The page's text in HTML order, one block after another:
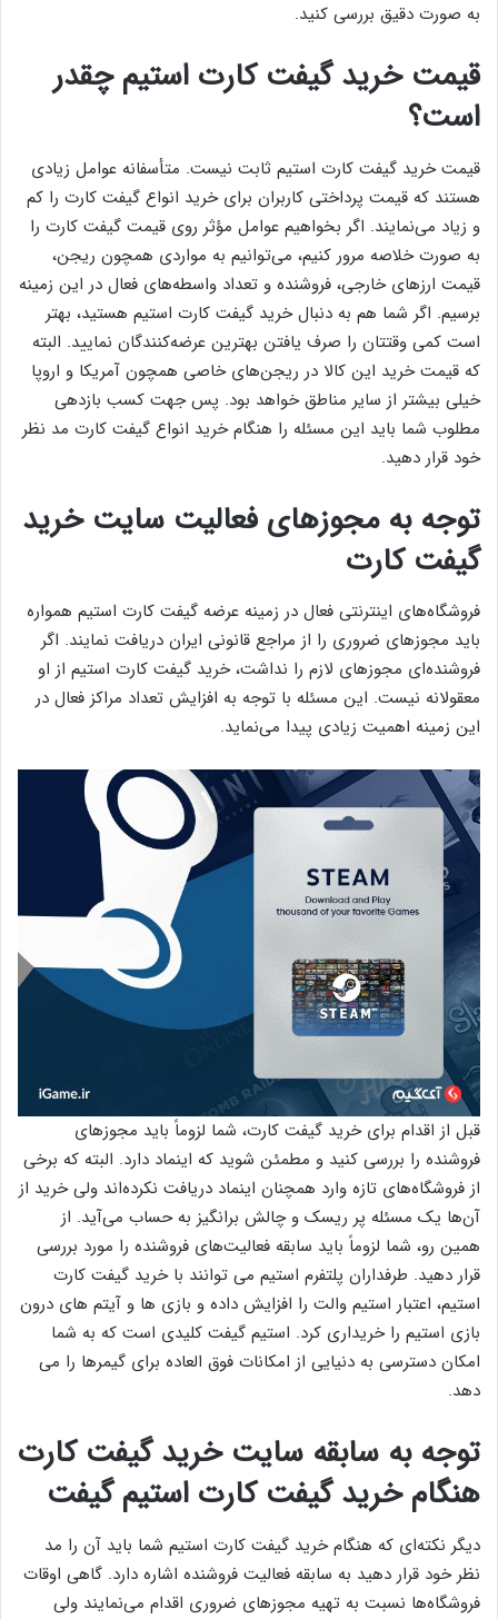
به صورت دقیق بررسی کنید.
قیمت خرید گیفت کارت استیم چقدر
است؟
قیمت خرید گیفت کارت استیم ثابت نیست. متأسفانه عوامل زیادی
هستند که قیمت پرداختی کاربران برای خرید انواع گیفت کارت را کم
و زیاد می‌نمایند. اگر بخواهیم عوامل مؤثر روی قیمت گیفت کارت را
به صورت خلاصه مرور کنیم، می‌توانیم به مواردی همچون ریجن،
قیمت ارز‌های خارجی، فروشنده و تعداد واسطه‌های فعال در این زمینه
برسیم. اگر شما هم به دنبال خرید گیفت کارت استیم هستید، بهتر
است کمی وقتتان را صرف یافتن بهترین عرضه‌کنندگان نمایید. البته
که قیمت خرید این کالا در ریجن‌های خاصی همچون آمریکا و اروپا
خیلی بیشتر از سایر مناطق خواهد بود. پس جهت کسب بازدهی
مطلوب شما باید این مسئله را هنگام خرید انواع گیفت کارت مد نظر
خود قرار دهید.
توجه به مجوز‌های فعالیت سایت خرید
گیفت کارت
فروشگاه‌های اینترنتی فعال در زمینه عرضه گیفت کارت استیم همواره
باید مجوز‌های ضروری را از مراجع قانونی ایران دریافت نمایند. اگر
فروشنده‌ای مجوز‌های لازم را نداشت، خرید گیفت کارت استیم از او
معقولانه نیست. این مسئله با توجه به افزایش تعداد مراکز فعال در
این زمینه اهمیت زیادی پیدا می‌نماید.
قبل از اقدام برای خرید گیفت کارت، شما لزوماً باید مجوز‌های
فروشنده را بررسی کنید و مطمئن شوید که اینماد دارد. البته که برخی
از فروشگاه‌های تازه وارد همچنان اینماد دریافت نکرده‌اند ولی خرید از
آن‌ها یک مسئله پر ریسک و چالش برانگیز به حساب می‌آید. از
همین رو، شما لزوماً باید سابقه فعالیت‌های فروشنده را مورد بررسی
قرار دهید. طرفداران پلتفرم استیم می توانند با خرید گیفت کارت
استیم، اعتبار استیم والت را افزایش داده و بازی‌ ها و آیتم‌ های درون
بازی استیم را خریداری کرد. استیم گیفت کلیدی است که به شما
امکان دسترسی به دنیایی از امکانات فوق العاده برای گیمرها را می
دهد.
توجه به سابقه سایت خرید گیفت کارت
هنگام خرید گیفت کارت استیم گیفت
دیگر نکته‌ای که هنگام خرید گیفت کارت استیم شما باید آن را مد
نظر خود قرار دهید به سابقه فعالیت فروشنده اشاره دارد. گاهی اوقات
فروشگاه‌ها نسبت به تهیه مجوز‌های ضروری اقدام می‌نمایند ولی